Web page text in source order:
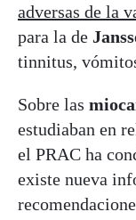
adversas de la
para la de
tinnitus,
Sobre las
estudiaban en
el PRAC ha
existe nueva